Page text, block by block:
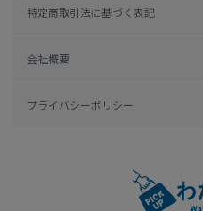
特定商取引法に基づく表記
会社概要
プライバシーポリシー